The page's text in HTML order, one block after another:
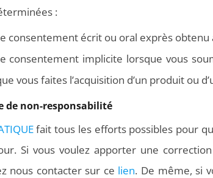
:
consentement écrit ou oral exprès obtenu
consentement implicite lorsque vous
vous faites l’acquisition d’un produit ou
de non-responsabilité
fait tous les efforts possibles pour
Si vous voulez apporter une
nous contacter sur ce lien. De même, si